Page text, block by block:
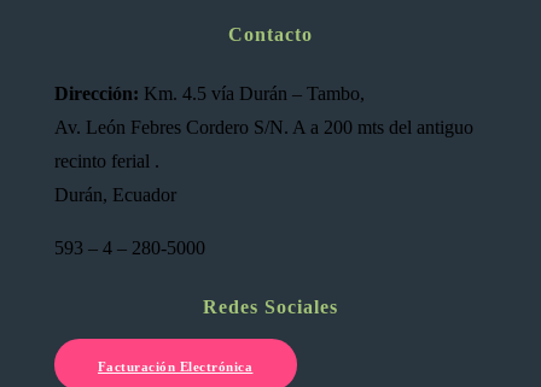
Contacto
Dirección: Km. 4.5 vía Durán – Tambo,
Av. León Febres Cordero S/N. A a 200 mts del antiguo
recinto ferial .
Durán, Ecuador
593 – 4 – 280-5000
Redes Sociales
Facturación Electrónica